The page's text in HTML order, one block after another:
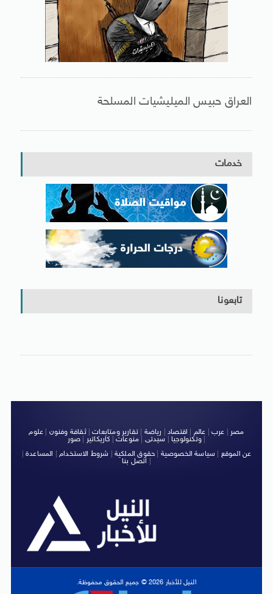
العراق حبيس الميليشيات المسلحة
خدمات
تابعونا
مصر عرب عالم اقتصاد رياضة |تقارير ومتابعات|ثقافة وفنون
علوم
وتكنولوجيا| سيدتى منوعات كاريكاتير صور
|
عن الموقع
سياسة الخصوصية حقوق الملكية شروط الاستخدام| المساعدة|
اتصل بنا
النيل للأخبار 2026 © جميع الحقوق محفوظة.